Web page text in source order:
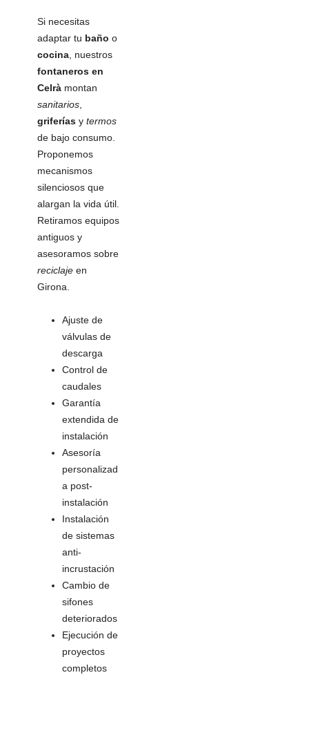
Si necesitas
adaptar tu baño o
cocina , nuestros
fontaneros en
Celrà montan
sanitarios
griferías y termos
de bajo consumo.
Proponemos
mecanismos
silenciosos que
alargan la vida útil.
Retiramos equipos
antiguos y
asesoramos sobre
reciclaje en
Girona.
Ajuste de
válvulas de
descarga
Control de
caudales
Garantía
extendida de
instalación
Asesoría
personalizad
a post-
instalación
Instalación
de sistemas
anti-
incrustación
Cambio de
sifones
deteriorados
Ejecución de
proyectos
completos